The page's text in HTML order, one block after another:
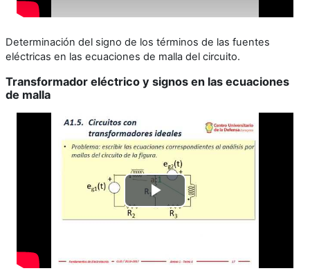
Determinación del signo de los términos de las fuentes
eléctricas en las ecuaciones de malla del circuito.
Transformador eléctrico y signos en las ecuaciones
de malla
Reproducir